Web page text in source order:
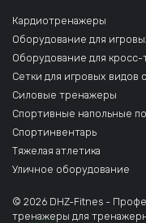
Кардиотренажеры
Оборудование для
Оборудование для кросс-
Сетки для игровых видов
Силовые тренажеры
Спортивные напольные
Спортинвентарь
Тяжелая атлетика
Уличное оборудование
© 2026 DHZ-Fitnes -
тренажеры для